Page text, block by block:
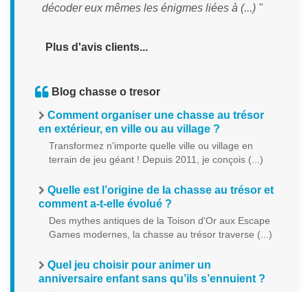
décoder eux mêmes les énigmes liées à (...) "
Plus d'avis clients...
Blog chasse o tresor
Comment organiser une chasse au trésor
en extérieur, en ville ou au village ?
Transformez n'importe quelle ville ou village en
terrain de jeu géant ! Depuis 2011, je conçois (...)
Quelle est l’origine de la chasse au trésor et
comment a-t-elle évolué ?
Des mythes antiques de la Toison d'Or aux Escape
Games modernes, la chasse au trésor traverse (...)
Quel jeu choisir pour animer un
anniversaire enfant sans qu’ils s’ennuient ?